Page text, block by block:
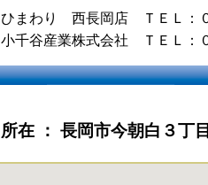
ひまわり 西長岡店 ＴＥＬ：
小千谷産業株式会社 ＴＥＬ：
所在 ： 長岡市今朝白３丁